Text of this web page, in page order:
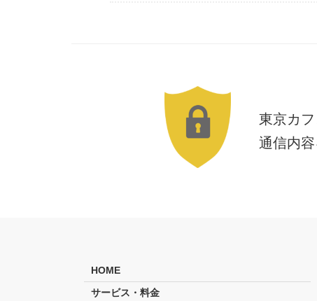
東京カ
通信内
HOME
サービス・料金